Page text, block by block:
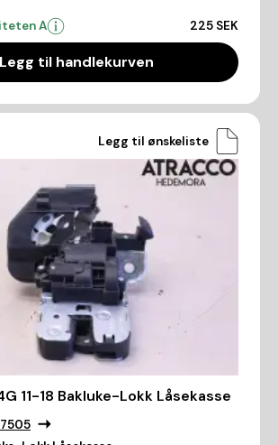
A 225 SEK
Legg til handlekurven
Legg til ønskeliste
11-18 Bakluke-Lokk Låsekasse